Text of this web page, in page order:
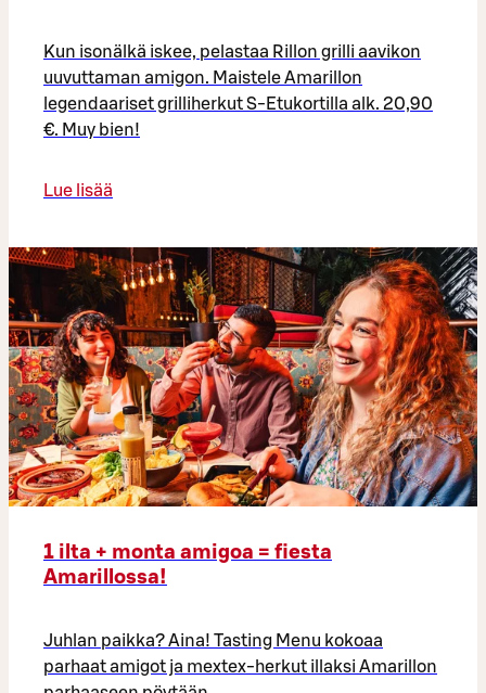
Kun isonälkä iskee, pelastaa Rillon grilli aavikon
uuvuttaman amigon. Maistele Amarillon
legendaariset grilliherkut S-Etukortilla alk. 20,90
€. Muy bien!
Lue lisää
1 ilta + monta amigoa = fiesta
Amarillossa!
Juhlan paikka? Aina! Tasting Menu kokoaa
parhaat amigot ja mextex-herkut illaksi Amarillon